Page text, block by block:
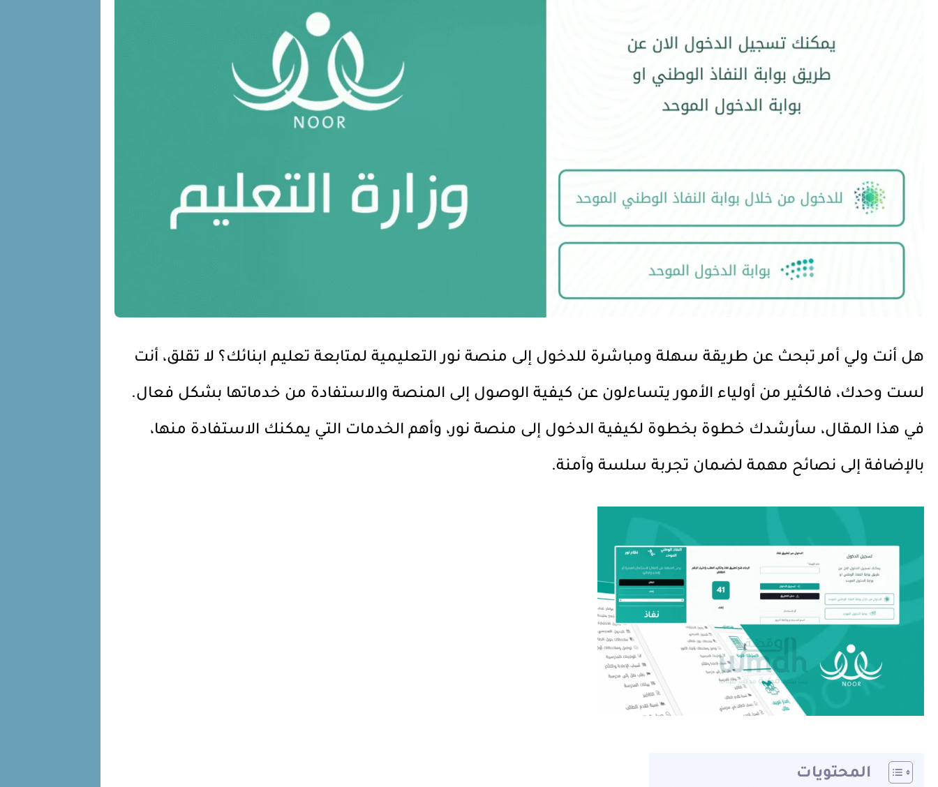
هل أنت ولي أمر تبحث عن طريقة سهلة ومباشرة للدخول إلى منصة نور التعليمية لمتابعة تعليم ابنائك؟ لا تقلق، أنت
لست وحدك، فالكثير من أولياء الأمور يتساءلون عن كيفية الوصول إلى المنصة والاستفادة من خدماتها بشكل فعال.
في هذا المقال، سأرشدك خطوة بخطوة لكيفية الدخول إلى منصة نور، وأهم الخدمات التي يمكنك الاستفادة منها،
بالإضافة إلى نصائح مهمة لضمان تجربة سلسة وآمنة.
المحتويات